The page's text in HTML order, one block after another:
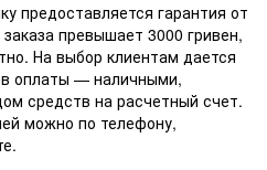
предоставляется гарантия от
превышает 3000 гривен,
На выбор клиентам дается
оплаты — наличными,
средств на расчетный счет.
можно по телефону,